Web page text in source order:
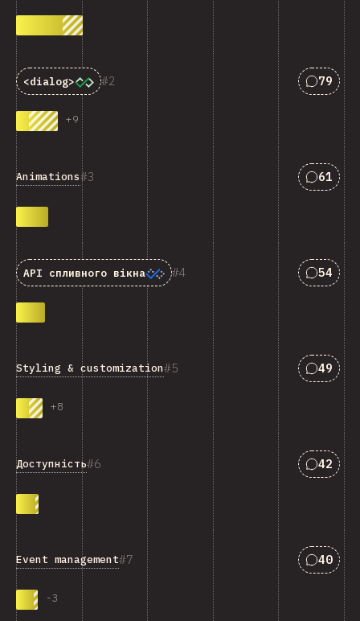
2
<dialog>
+9
79
3
Animations 61
4
API спливного вікна 54
5
Styling & customization
+8
49
6
Доступність 42
7
Event management
-3
40